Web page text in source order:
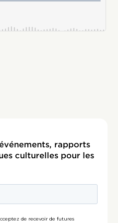
rapports
culturelles pour les